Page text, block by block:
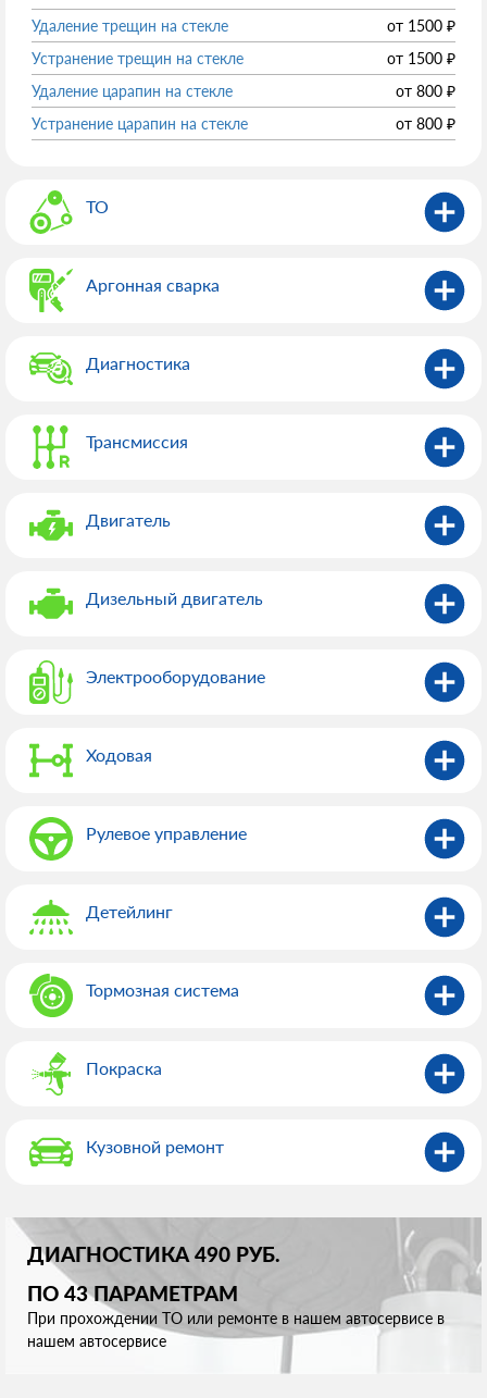
Удаление трещин на стекле
от 1500 ₽
Устранение трещин на стекле
от 1500 ₽
Удаление царапин на стекле
от 800 ₽
Устранение царапин на стекле
от 800 ₽
ТО
Аргонная сварка
Диагностика
Трансмиссия
Двигатель
Дизельный двигатель
Электрооборудованиe
Ходовая
Рулевое управление
Детейлинг
Тормозная система
Покраска
Кузовной ремонт
ДИАГНОСТИКА 490 РУБ.
ПО 43 ПАРАМЕТРАМ
При прохождении ТО или ремонте в нашем автосервисе в
нашем автосервисе